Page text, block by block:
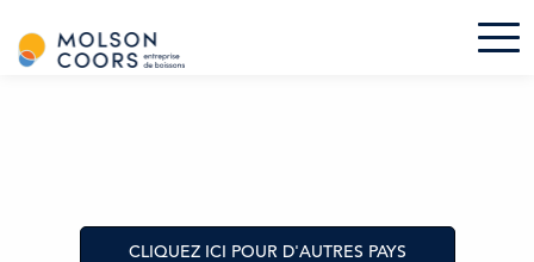
CLIQUEZ ICI POUR D'AUTRES PAYS